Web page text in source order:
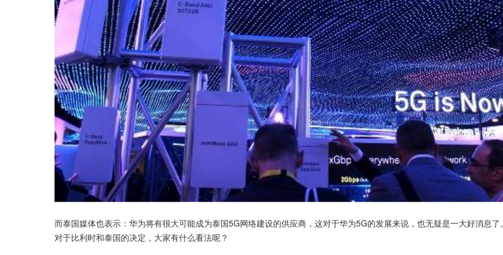
而泰国媒体也表示：华为将有很大可能成为泰国5G网络建设的供应商，这对于华为5G的发展来说，也无疑是一大好消息了。
对于比利时和泰国的决定，大家有什么看法呢？